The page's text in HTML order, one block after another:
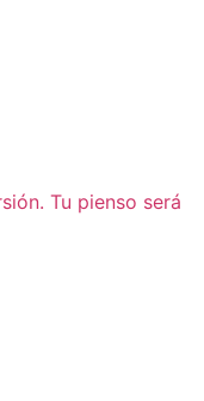
Tu pienso será